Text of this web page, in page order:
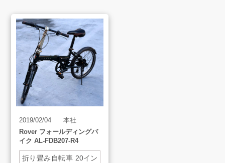
買取方法
買取アイテム
お客様の声
2019/02/04
本社
Rover フォールディングバ
イク AL-FDB207-R4
折り畳み自転車 20イン